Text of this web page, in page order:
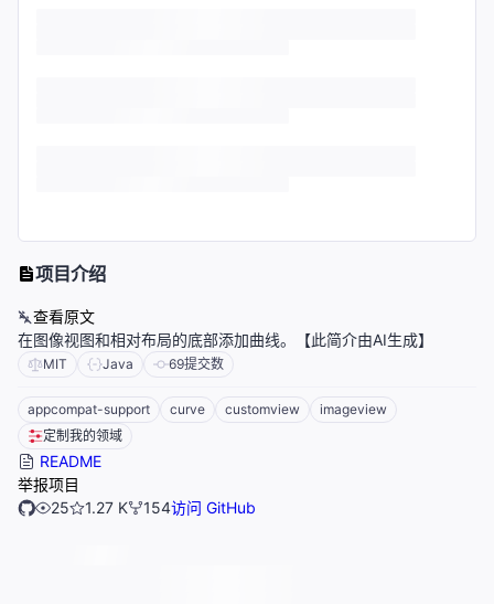
项目介绍
查看原文
在图像视图和相对布局的底部添加曲线。【此简介由AI生成】
MIT Java 69提交数
appcompat-support curve customview
imageview
定制我的领域
README
举报项目
25
1.27 K 154访问 GitHub